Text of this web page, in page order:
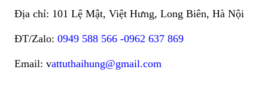
Địa chỉ: 101 Lệ Mật, Việt Hưng, Long Biên, Hà Nội
ĐT/Zalo: 0949 588 566 -0962 637 869
Email: vattuthaihung@gmail.com